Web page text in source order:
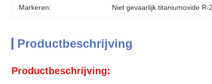
Markeren: Niet gevaarlijk titaniumoxide R-
Productbeschrijving
Productbeschrijving: